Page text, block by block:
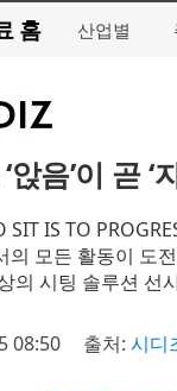
홈 산업별
앉음’이 곧
SIT IS TO
의 모든 활동이 도
의 시팅 솔루션 선
08:50 출처: 시디